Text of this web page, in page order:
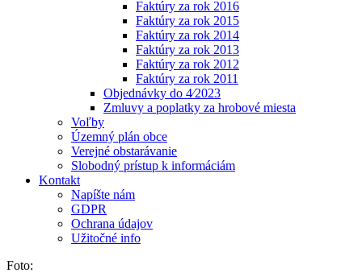
Faktúry za rok 2016
Faktúry za rok 2015
Faktúry za rok 2014
Faktúry za rok 2013
Faktúry za rok 2012
Faktúry za rok 2011
Objednávky do 4⁄2023
Zmluvy a poplatky za hrobové miesta
Voľby
Územný plán obce
Verejné obstarávanie
Slobodný prístup k informáciám
Kontakt
Napíšte nám
GDPR
Ochrana údajov
Užitočné info
Foto: